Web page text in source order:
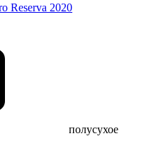
Reserva 2020
полусухое